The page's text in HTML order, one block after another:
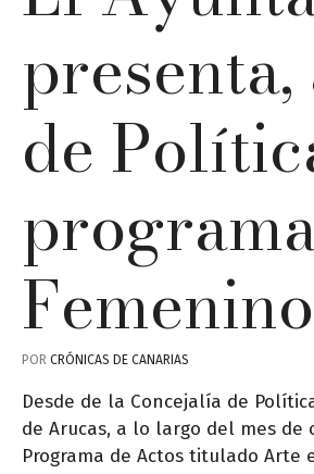
de
POR CRÓNICAS DE CANARIAS
Desde de la Concejalía de
de Arucas, a lo largo del mes
Programa de Actos titulado Arte